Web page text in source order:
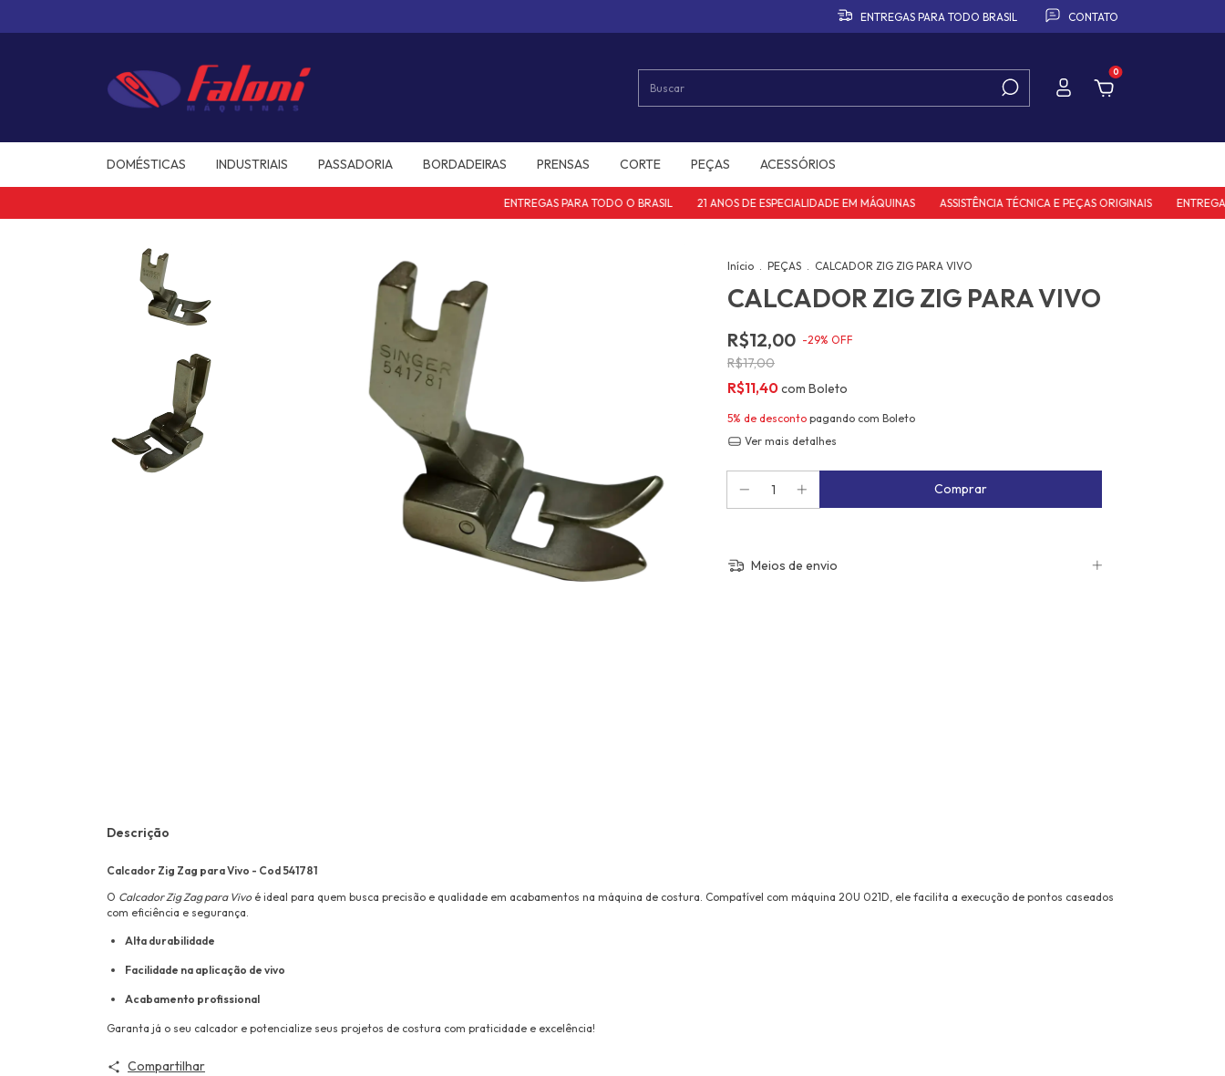
ENTREGAS PARA TODO BRASIL CONTATO
0
DOMÉSTICAS INDUSTRIAIS PASSADORIA BORDADEIRAS PRENSAS CORTE PEÇAS ACESSÓRIOS
ENTREGAS PARA TODO O BRASIL 21 ANOS DE ESPECIALIDADE EM MÁQUINAS ASSISTÊNCIA TÉCNICA E PEÇAS ORIGINAIS ENTREGAS
Início . PEÇAS . CALCADOR ZIG ZIG PARA VIVO
CALCADOR ZIG ZIG PARA VIVO
R$12,00 -29% OFF
R$17,00
R$11,40com Boleto
5% de desconto pagando com Boleto
Ver mais detalhes
Meios de envio
Descrição
Calcador Zig Zag para Vivo - Cod 541781
O Calcador Zig Zag para Vivoé ideal para quem busca precisão e qualidade em acabamentos na máquina de costura. Compatível com máquina 20U 021D, ele facilita a execução de pontos caseados
com eficiência e segurança.
Alta durabilidade
Facilidade na aplicação de vivo
Acabamento profissional
Garanta já o seu calcador e potencialize seus projetos de costura com praticidade e excelência!
Compartilhar